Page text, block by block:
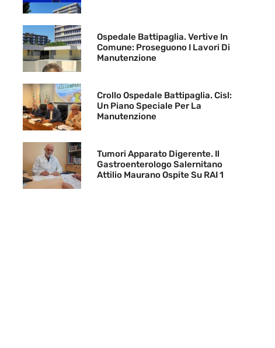
Ospedale Battipaglia. Vertive In
Comune: Proseguono I Lavori Di
Manutenzione
Crollo Ospedale Battipaglia. Cisl:
Un Piano Speciale Per La
Manutenzione
Tumori Apparato Digerente. Il
Gastroenterologo Salernitano
Attilio Maurano Ospite Su RAI 1